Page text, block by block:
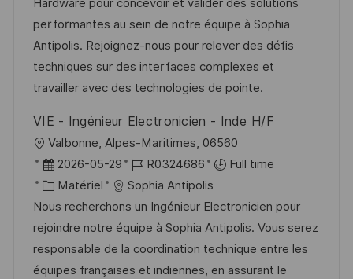
e
i
s
a
t
o
n
d
’
a
f
i
c
h
a
g
e
r
e
n
c
d
u
p
o
s
t
e
é
g
o
r
e
Hardware pour concevoir et valider des solutions
performantes au sein de notre équipe à Sophia
Antipolis. Rejoignez-nous pour relever des défis
techniques sur des interfaces complexes et
travailler avec des technologies de pointe.
VIE - Ingénieur Electronicien - Inde H/F
o
c
a
l
i
s
Valbonne, Alpes-Maritimes, 06560
D
a
t
e
d
’
2026-05-29
R
é
f
é
r
e
R0324686
Full time
C
a
t
é
g
Matériel
Sophia Antipolis
Nous recherchons un Ingénieur Electronicien pour
rejoindre notre équipe à Sophia Antipolis. Vous serez
responsable de la coordination technique entre les
équipes françaises et indiennes, en assurant le